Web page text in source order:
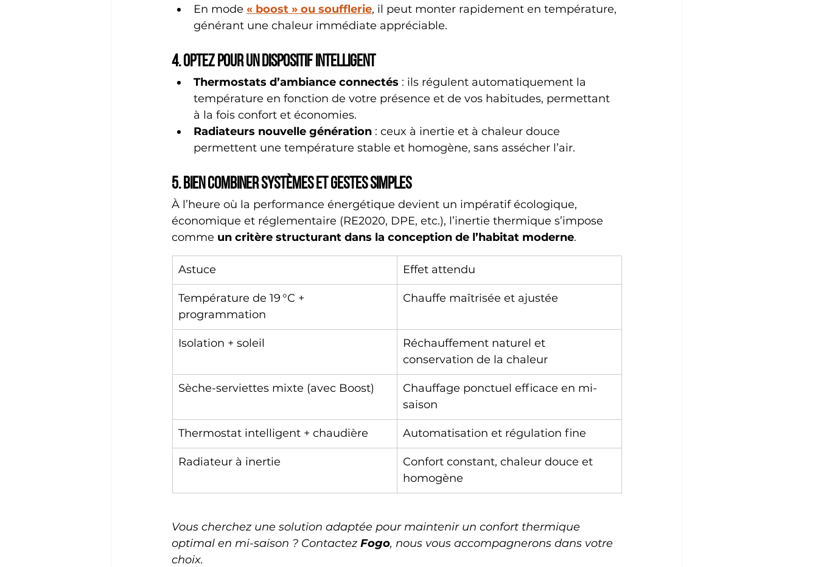
En mode « boost » ou soufflerie, il peut monter rapidement en température,
générant une chaleur immédiate appréciable.
4. Optez pour un dispositif intelligent
Thermostats d’ambiance connectés : ils régulent automatiquement la
température en fonction de votre présence et de vos habitudes, permettant
à la fois confort et économies.
Radiateurs nouvelle génération : ceux à inertie et à chaleur douce
permettent une température stable et homogène, sans assécher l’air.
5. Bien combiner systèmes et gestes simples
À l’heure où la performance énergétique devient un impératif écologique,
économique et réglementaire (RE2020, DPE, etc.), l’inertie thermique s’impose
comme un critère structurant dans la conception de l’habitat moderne.
Astuce Effet attendu
Température de 19 °C +
programmation
Chauffe maîtrisée et ajustée
Isolation + soleil
Réchauffement naturel et
conservation de la chaleur
Sèche-serviettes mixte (avec Boost)
Chauffage ponctuel efficace en mi-
saison
Thermostat intelligent + chaudière Automatisation et régulation fine
Radiateur à inertie
Confort constant, chaleur douce et
homogène
Vous cherchez une solution adaptée pour maintenir un confort thermique
optimal en mi-saison ? Contactez Fogo, nous vous accompagnerons dans votre
choix.